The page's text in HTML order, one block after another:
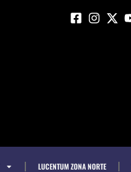
LUCENTUM ZONA NORTE